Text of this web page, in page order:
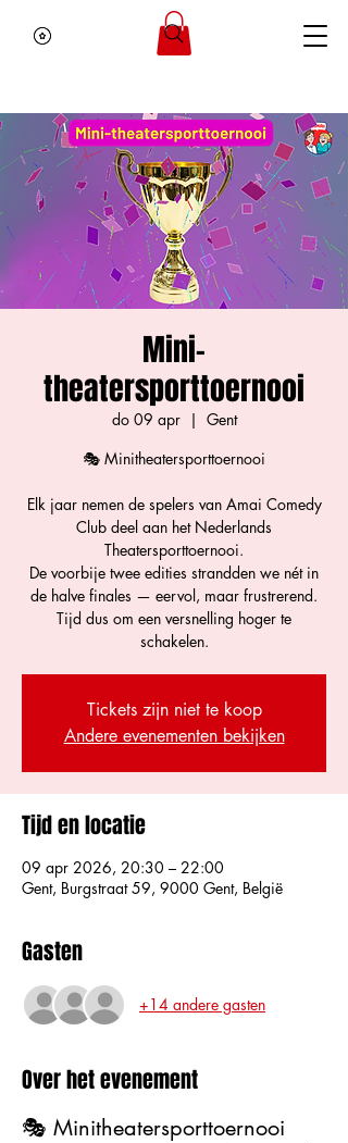
Mini-
theatersporttoernooi
do 09 apr
  |
Gent
🎭 Minitheatersporttoernooi
Elk jaar nemen de spelers van Amai Comedy
Club deel aan het Nederlands
Theatersporttoernooi.
De voorbije twee edities strandden we nét in
de halve finales — eervol, maar frustrerend.
Tijd dus om een versnelling hoger te
schakelen.
Tickets zijn niet te koop
Andere evenementen bekijken
Tijd en locatie
09 apr 2026, 20:30 – 22:00
Gent, Burgstraat 59, 9000 Gent, België
Gasten
+14 andere gasten
Over het evenement
🎭 Minitheatersporttoernooi